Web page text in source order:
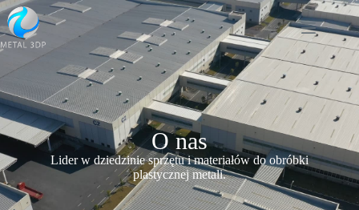
O nas
Lider w dziedzinie sprzętu i materiałów do obróbki
plastycznej metali.